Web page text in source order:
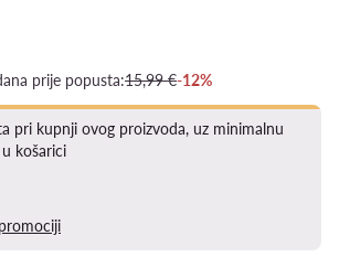
€
prije popusta:15,99 €-12%
pri kupnji ovog proizvoda, uz minimalnu
košarici